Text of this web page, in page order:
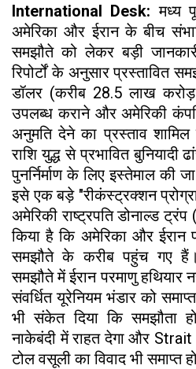
International Desk: मध्य
अमेरिका और ईरान के बीच
समझौते को लेकर बड़ी
रिपोर्टों के अनुसार प्रस्तावित
डॉलर (करीब 28.5 लाख करोड़
उपलब्ध कराने और अमेरिकी
अनुमति देने का प्रस्ताव
राशि युद्ध से प्रभावित बुनियादी
पुनर्निर्माण के लिए इस्तेमाल की
इसे एक बड़े "रीकंस्ट्रक्शन
अमेरिकी राष्ट्रपति डोनाल्ड
किया है कि अमेरिका और ईरान
समझौते के करीब पहुंच गए
समझौते में ईरान परमाणु
संवर्धित यूरेनियम भंडार को
भी संकेत दिया कि समझौता
नाकेबंदी में राहत देगा और
टोल वसूली का विवाद भी समाप्त